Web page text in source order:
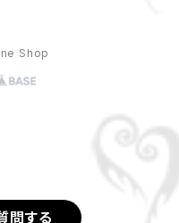
問する
Shop